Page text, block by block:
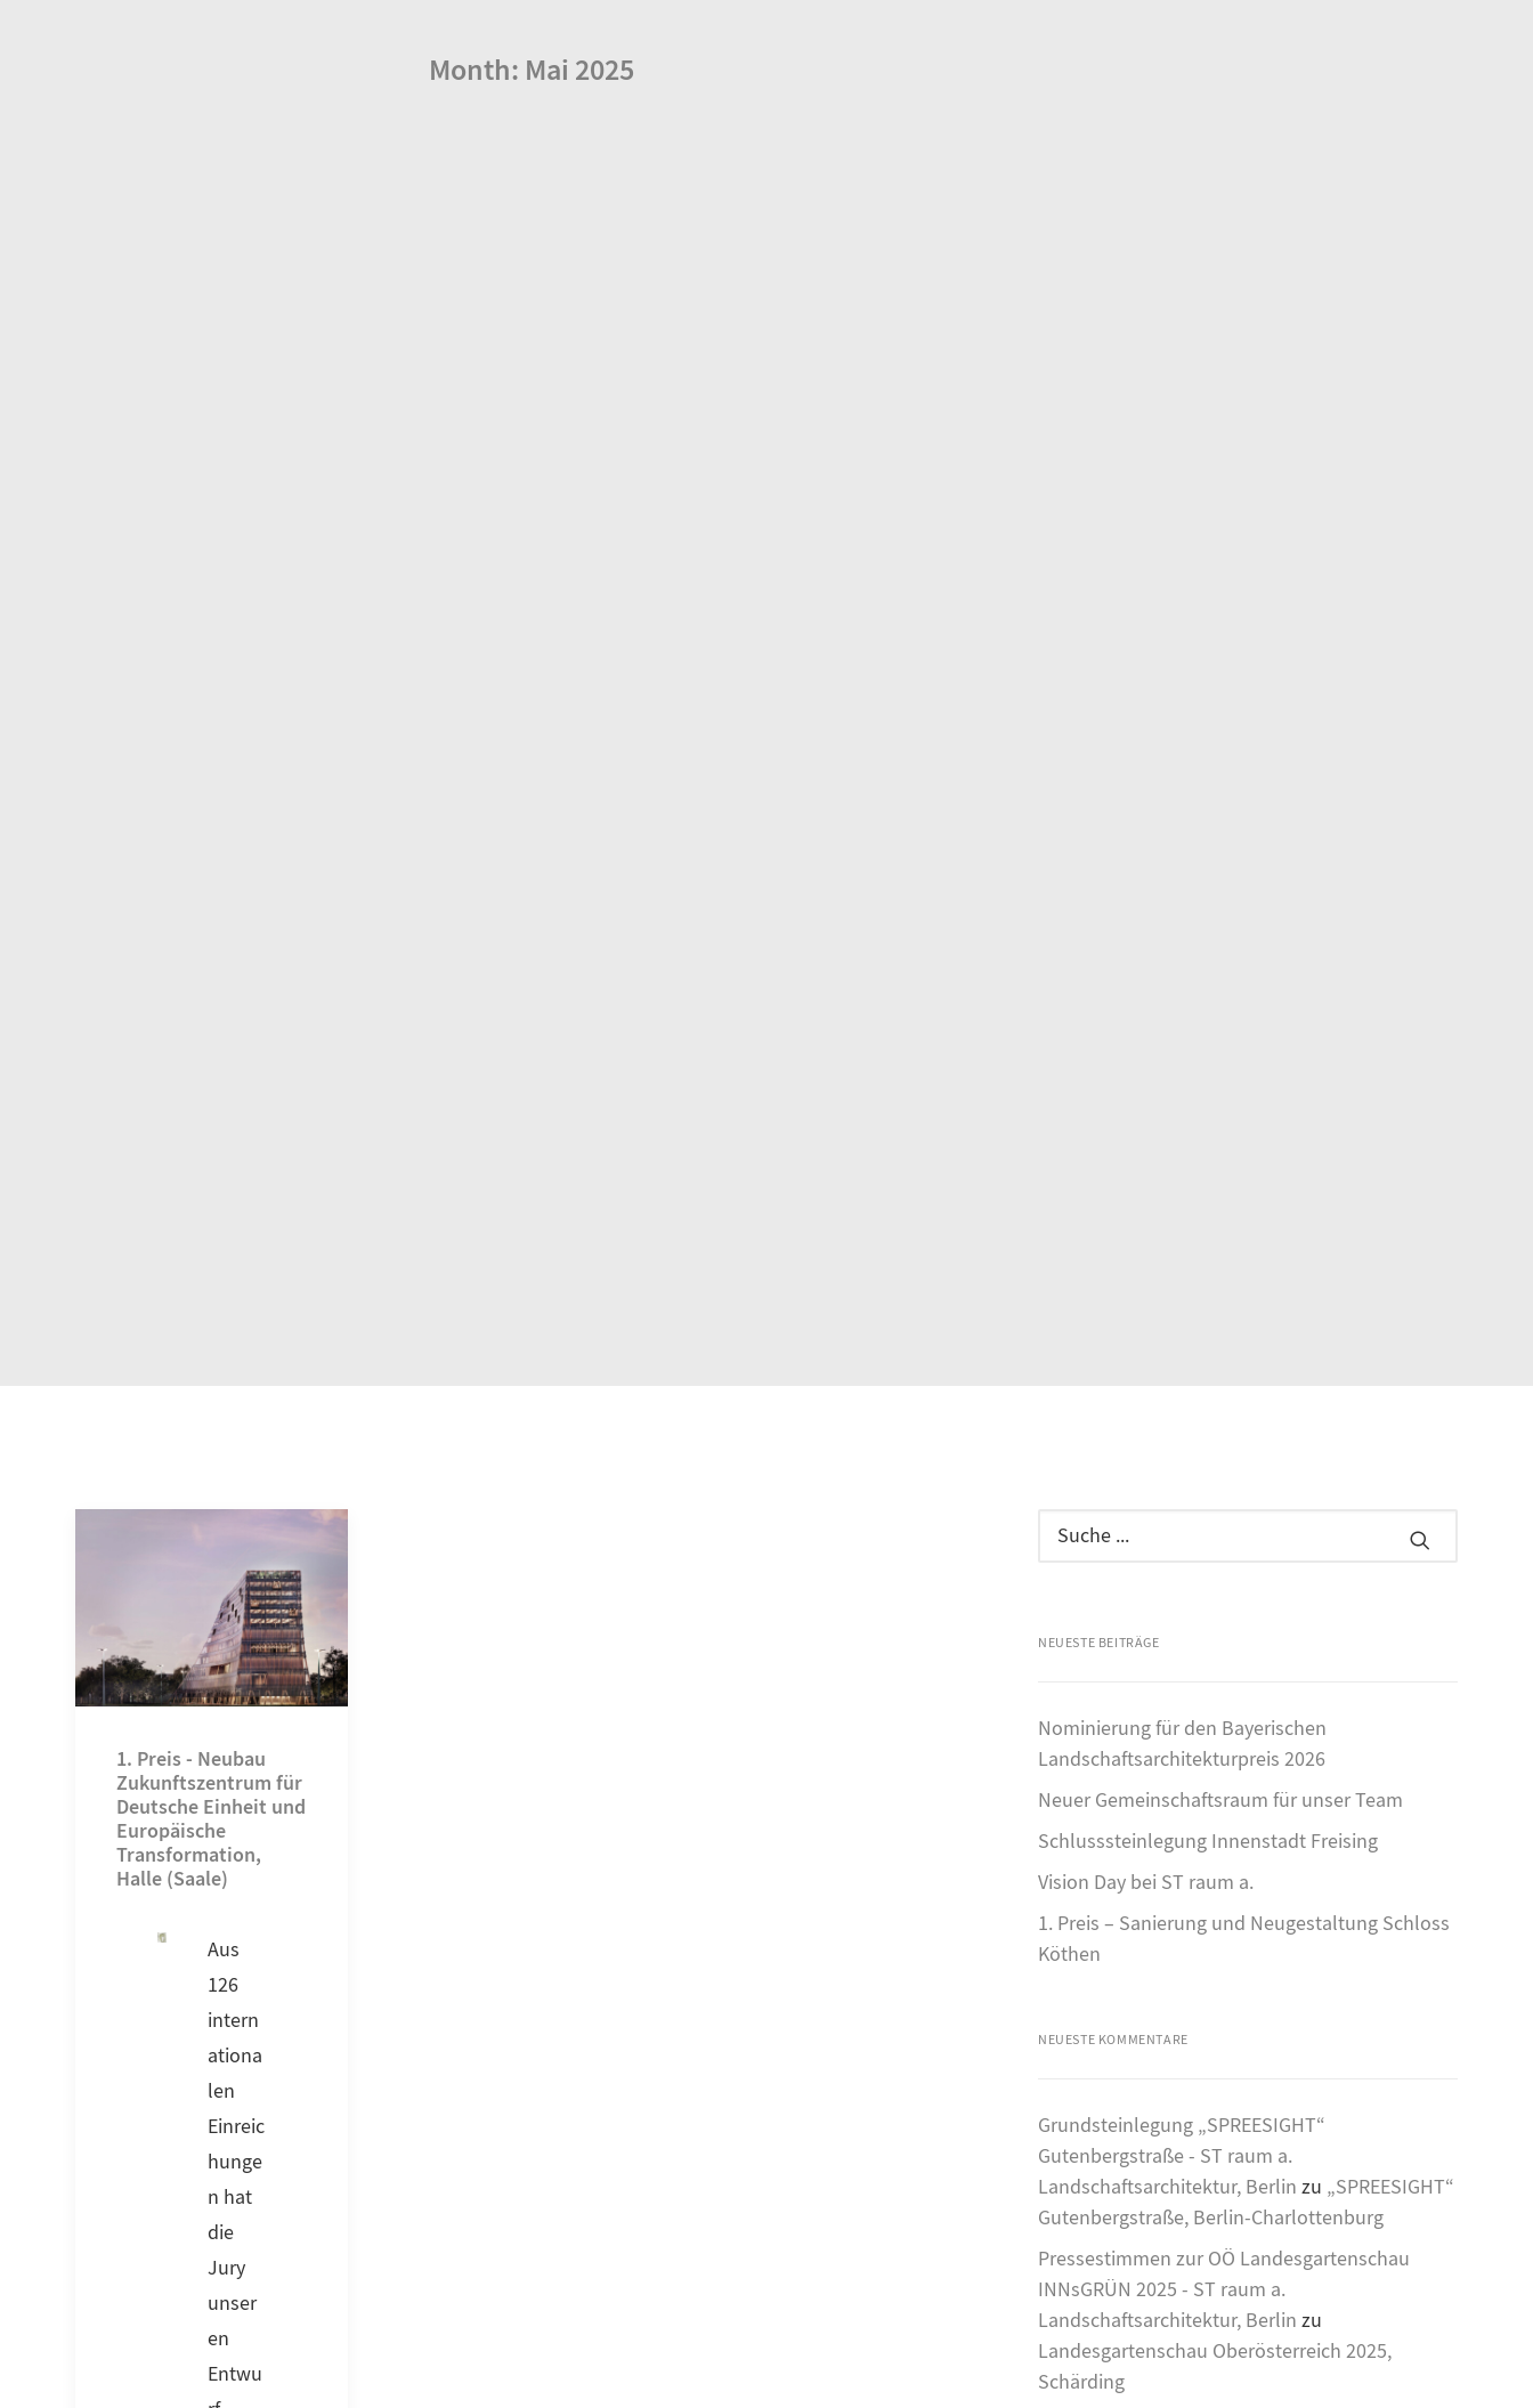
Month: Mai 2025
1. Preis - Neubau
Zukunftszentrum für
Deutsche Einheit und
Europäische
Transformation,
Halle (Saale)
Aus
126
intern
ationa
len
Einreic
hunge
n hat
die
Jury
unser
en
Entwu
NEUESTE BEITRÄGE
Nominierung für den Bayerischen
Landschaftsarchitekturpreis 2026
Neuer Gemeinschaftsraum für unser Team
Schlusssteinlegung Innenstadt Freising
Vision Day bei ST raum a.
1. Preis – Sanierung und Neugestaltung Schloss
Köthen
NEUESTE KOMMENTARE
Grundsteinlegung „SPREESIGHT“
Gutenbergstraße - ST raum a.
Landschaftsarchitektur, Berlin zu „SPREESIGHT“
Gutenbergstraße, Berlin-Charlottenburg
Pressestimmen zur OÖ Landesgartenschau
INNsGRÜN 2025 - ST raum a.
Landschaftsarchitektur, Berlin zu
Landesgartenschau Oberösterreich 2025,
Schärding